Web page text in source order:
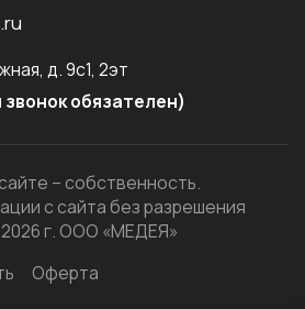
д. 9с1, 2эт
обязателен)
– собственность.
с сайта без разрешения
г. ООО «МЕДЕЯ»
Оферта